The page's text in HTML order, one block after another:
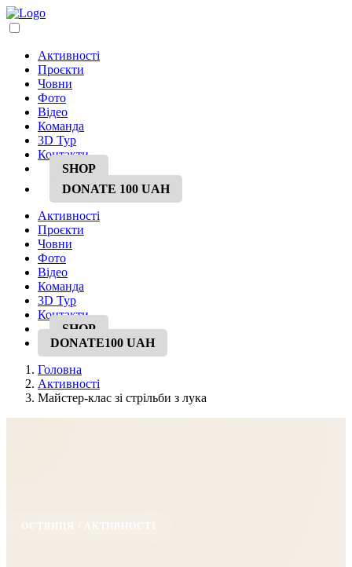
Активності
Проєкти
Човни
Фото
Відео
Команда
3D Тур
Контакти
SHOP
DONATE 100 UAH
Активності
Проєкти
Човни
Фото
Відео
Команда
3D Тур
Контакти
SHOP
DONATE100 UAH
Головна
Активності
Майстер-клас зі стрільби з лука
ОСТВИЦЯ / АКТИВНОСТІ